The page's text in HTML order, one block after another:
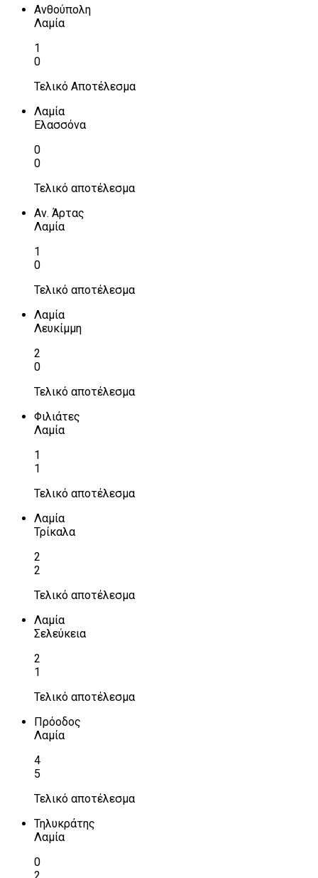
Ανθούπολη
Λαμία
1
0
Τελικό Αποτέλεσμα
Λαμία
Ελασσόνα
0
0
Τελικό αποτέλεσμα
Αν. Άρτας
Λαμία
1
0
Τελικό αποτέλεσμα
Λαμία
Λευκίμμη
2
0
Τελικό αποτέλεσμα
Φιλιάτες
Λαμία
1
1
Τελικό αποτέλεσμα
Λαμία
Τρίκαλα
2
2
Τελικό αποτέλεσμα
Λαμία
Σελεύκεια
2
1
Τελικό αποτέλεσμα
Πρόοδος
Λαμία
4
5
Τελικό αποτέλεσμα
Τηλυκράτης
Λαμία
0